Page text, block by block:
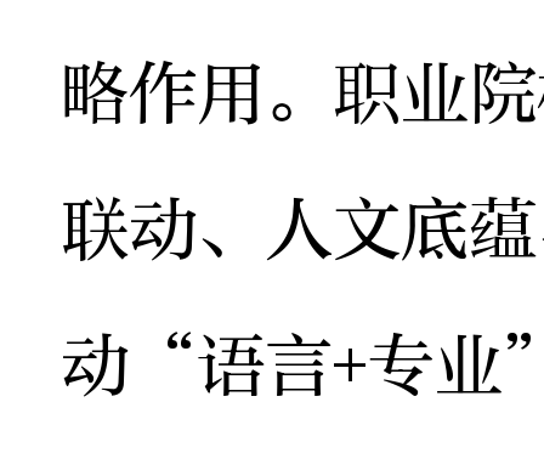
略作用。职业
联动、人文底
动“语言+专业